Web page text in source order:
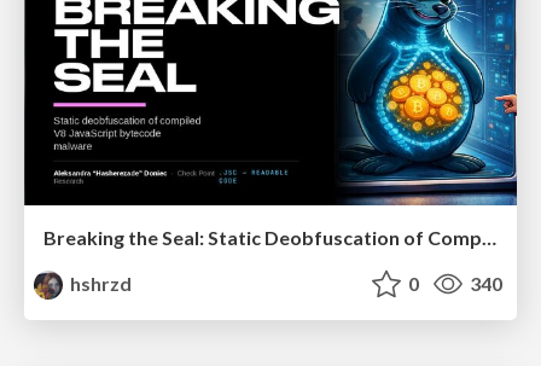
Breaking the Seal: Static Deobfuscation of Compiled V8 JavaScript Bytecode Malware
hshrzd
0 340